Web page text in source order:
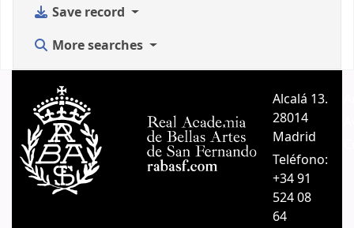
Save record
More searches
Alcalá 13.
28014
Madrid
Teléfono:
+34 91
524 08
64